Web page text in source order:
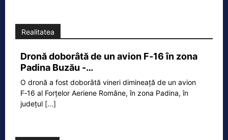
Realitatea
Dronă doborâtă de un avion F‑16 în zona
Padina Buzău -…
O dronă a fost doborâtă vineri dimineață de un avion
F‑16 al Forțelor Aeriene Române, în zona Padina, în
județul [...]